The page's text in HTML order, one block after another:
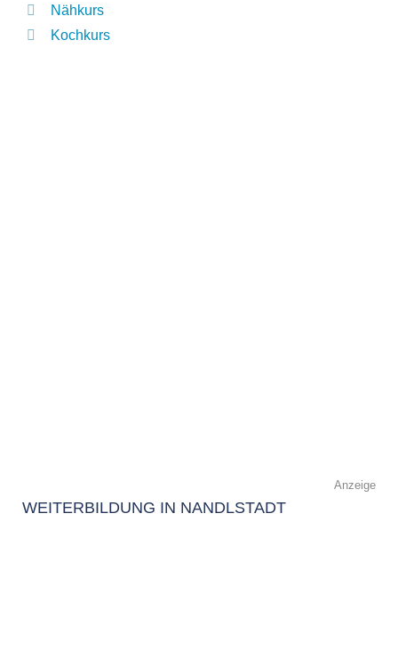
Nähkurs
Kochkurs
Anzeige
WEITERBILDUNG IN NANDLSTADT